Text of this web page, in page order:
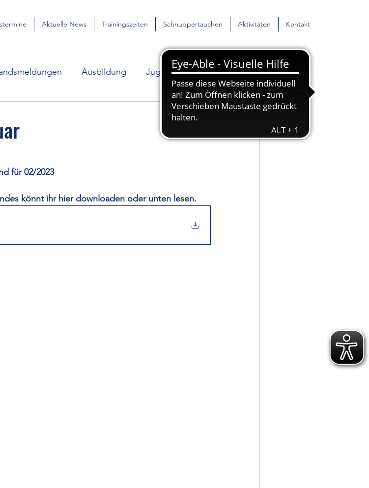
Aktuelle News Trainingszeiten Schnuppertauchen Aktivitäten Kontakt
Ausbildung Jugend
DOSB Aktion
für 02/2023
könnt ihr hier downloaden oder unten lesen.